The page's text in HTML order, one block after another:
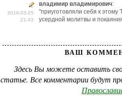
2016-03-25
21:43
владимир владимирович:
"приуготовляли себя к этому
усердной молитвы и
ВАШ
Здесь Вы можете оставить
статье. Все комментарии будут